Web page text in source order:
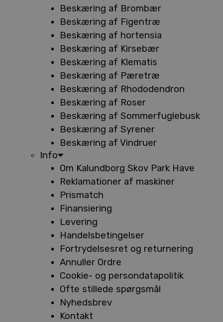
Beskæring af Brombær
Beskæring af Figentræ
Beskæring af hortensia
Beskæring af Kirsebær
Beskæring af Klematis
Beskæring af Pæretræ
Beskæring af Rhododendron
Beskæring af Roser
Beskæring af Sommerfuglebusk
Beskæring af Syrener
Beskæring af Vindruer
Info
Om Kalundborg Skov Park Have
Reklamationer af maskiner
Prismatch
Finansiering
Levering
Handelsbetingelser
Fortrydelsesret og returnering
Annuller Ordre
Cookie- og persondatapolitik
Ofte stillede spørgsmål
Nyhedsbrev
Kontakt